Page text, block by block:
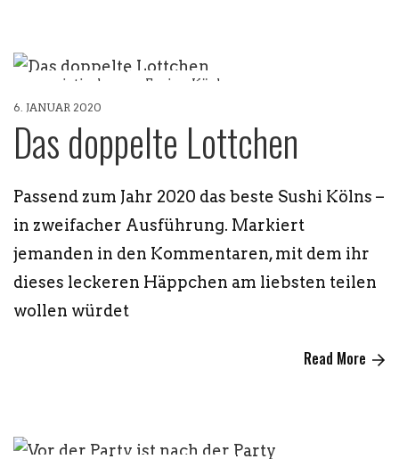
asiatisch
Fusion Küche
Restaurant Köln
6. JANUAR 2020
Das doppelte Lottchen
Passend zum Jahr 2020 das beste Sushi Kölns –
in zweifacher Ausführung. Markiert
jemanden in den Kommentaren, mit dem ihr
dieses leckeren Häppchen am liebsten teilen
wollen würdet
Read More